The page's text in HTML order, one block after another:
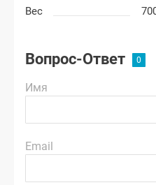
Вес
Вопрос-Ответ
Имя
Email